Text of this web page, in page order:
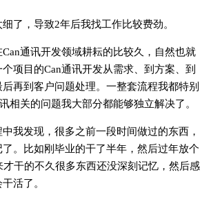
了，导致2年后我找工作比较费劲。
通讯开发领域耕耘的比较久，自然也就
项目的Can通讯开发从需求、到方案、到
再到客户问题处理。一整套流程我都特别
相关的问题我大部分都能够独立解决了。
我发现，很多之前一段时间做过的东西，
。比如刚毕业的干了半年，然后过年放个
才干的不久很多东西还没深刻记忆，然后感
活了。